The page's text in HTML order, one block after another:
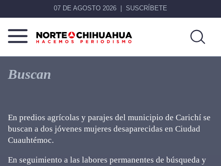
07 DE AGOSTO 2026 SUSCRÍBETE
Norte
Chihuahua
Más
que
noticias,
Buscan
En predios agrícolas y parajes del municipio de Carichí se
buscan a dos jóvenes mujeres desaparecidas en Ciudad
Cuauhtémoc.
En seguimiento a las labores permanentes de búsqueda y